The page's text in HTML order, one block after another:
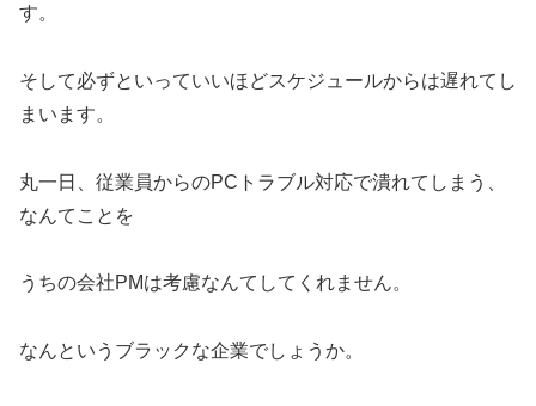
す。
そして必ずといっていいほどスケジュールからは遅れてし
まいます。
丸一日、従業員からのPCトラブル対応で潰れてしまう、
なんてことを
うちの会社PMは考慮なんてしてくれません。
なんというブラックな企業でしょうか。